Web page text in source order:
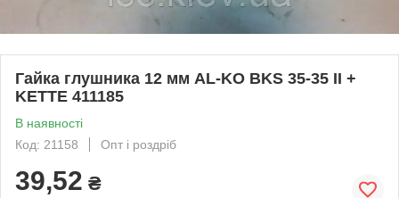
Гайка глушника 12 мм AL-KO BKS 35-35 II +
KETTE 411185
В наявності
Код: 21158
Опт і роздріб
39,52 ₴